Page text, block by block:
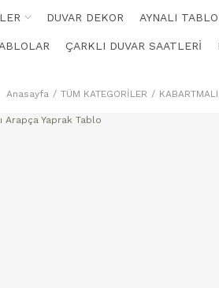
DUVAR DEKOR AYNALI
ÇARKLI DUVAR SAATLERİ
Anasayfa TÜM KATEGORİLER